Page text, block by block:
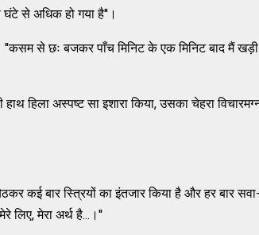
से अधिक हो गया है''।
''कसम से छः बजकर पाँच मिनिट के एक मिनिट बाद मैं खड़ी
हिला अस्पष्ट सा इशारा किया, उसका चेहरा
कई बार स्त्रियों का इंतजार किया है और हर बार
लिए, मेरा अर्थ है...।''